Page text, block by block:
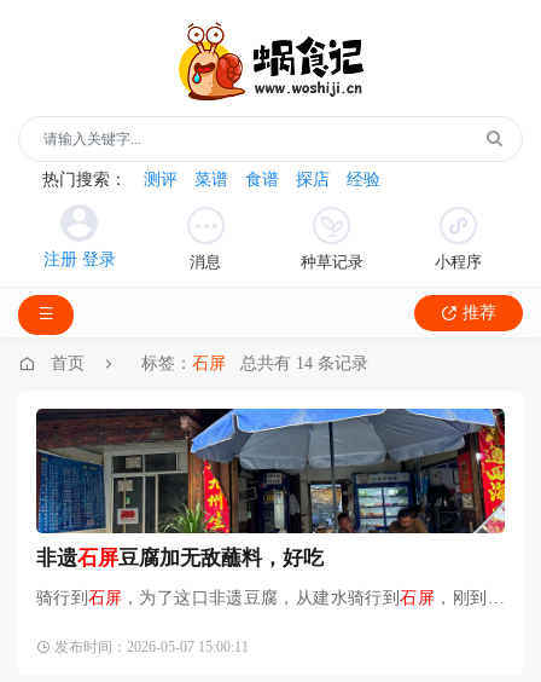
热门搜索： 测评 菜谱 食谱 探店 经验
消息 种草记录 小程序
推荐
首页 标签： 石屏 总共有 14 条记录
非遗石屏豆腐加无敌蘸料，好吃
骑行到 石屏 ，为了这口非遗豆腐，从建水骑行到 石屏 ，刚到古
火上滋滋作响，刷上秘制
发布时间：2026-05-07 15:00:11